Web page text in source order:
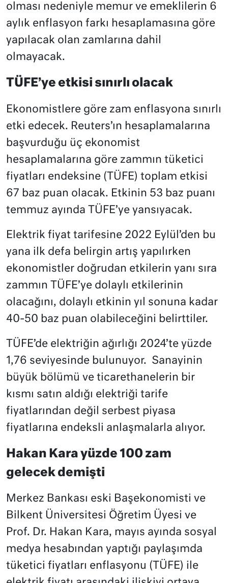
olması nedeniyle memur ve emeklilerin 6
aylık enflasyon farkı hesaplamasına göre
yapılacak olan zamlarına dahil
olmayacak.
TÜFE’ye etkisi sınırlı olacak
Ekonomistlere göre zam enflasyona sınırlı
etki edecek. Reuters’ın hesaplamalarına
başvurduğu üç ekonomist
hesaplamalarına göre zammın tüketici
fiyatları endeksine (TÜFE) toplam etkisi
67 baz puan olacak. Etkinin 53 baz puanı
temmuz ayında TÜFE’ye yansıyacak.
Elektrik fiyat tarifesine 2022 Eylül’den bu
yana ilk defa belirgin artış yapılırken
ekonomistler doğrudan etkilerin yanı sıra
zammın TÜFE’ye dolaylı etkilerinin
olacağını, dolaylı etkinin yıl sonuna kadar
40-50 baz puan olabileceğini belirttiler.
TÜFE’de elektriğin ağırlığı 2024’te yüzde
1,76 seviyesinde bulunuyor. Sanayinin
büyük bölümü ve ticarethanelerin bir
kısmı satın aldığı elektriği tarife
fiyatlarından değil serbest piyasa
fiyatlarına endeksli anlaşmalarla alıyor.
Hakan Kara yüzde 100 zam
gelecek demişti
Merkez Bankası eski Başekonomisti ve
Bilkent Üniversitesi Öğretim Üyesi ve
Prof. Dr. Hakan Kara, mayıs ayında sosyal
medya hesabından yaptığı paylaşımda
tüketici fiyatları enflasyonu (TÜFE) ile